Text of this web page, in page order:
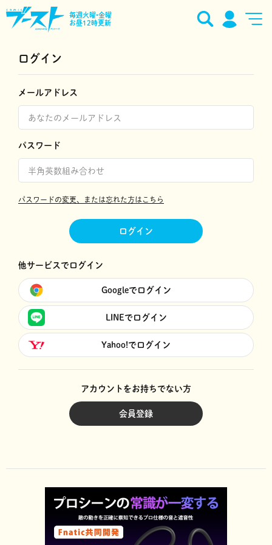
毎週火曜•金曜
お昼12時更新
ログイン
メールアドレス
パスワード
パスワードの変更、または忘れた方はこちら
ログイン
他サービスでログイン
Googleでログイン
LINEでログイン
Yahoo!でログイン
アカウントをお持ちでない方
会員登録